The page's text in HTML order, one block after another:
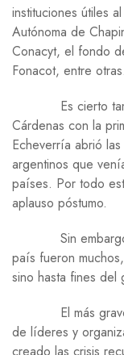
instituciones útiles
Autónoma de
Conacyt, el fondo
Fonacot, entre otras.
Es cierto
Cárdenas con la
Echeverría abrió
argentinos que
países. Por todo
aplauso póstumo.
Sin embargo,
país fueron
sino hasta fines
El más grave
de líderes y
creado las crisis